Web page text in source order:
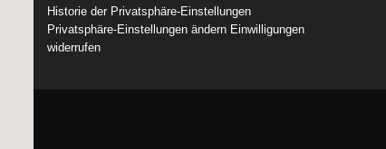
Historie der Privatsphäre-Einstellungen
Privatsphäre-Einstellungen ändern Einwilligungen
widerrufen